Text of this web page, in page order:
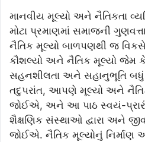
માનવીય મૂલ્યો અને નૈતિકતા
મોટા પ્રમાણમાં સમાજની
નૈતિક મૂલ્યો બાળપણથી જ
કૌશલ્યો અને નૈતિક મૂલ્યો જેમ
સહનશીલતા અને સહાનુભૂતિ
તદુપરાંત, આપણે મૂલ્યો અને
જોઈએ, અને આ પાઠ સ્વયં-
શૈક્ષણિક સંસ્થાઓ દ્વારા અને
જોઈએ. નૈતિક મૂલ્યોનું